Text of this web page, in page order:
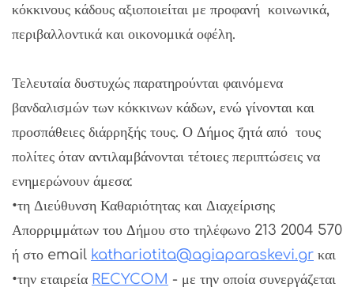
κόκκινους κάδους αξιοποιείται με προφανή κοινωνικά,
περιβαλλοντικά και οικονομικά οφέλη.
Τελευταία δυστυχώς παρατηρούνται φαινόμενα
βανδαλισμών των κόκκινων κάδων, ενώ γίνονται και
προσπάθειες διάρρηξής τους. Ο Δήμος ζητά από τους
πολίτες όταν αντιλαμβάνονται τέτοιες περιπτώσεις να
ενημερώνουν άμεσα:
•τη Διεύθυνση Καθαριότητας και Διαχείρισης
Απορριμμάτων του Δήμου στο τηλέφωνο 213 2004 570
ή στο email kathariotita@agiaparaskevi.gr και
•την εταιρεία RECYCOM - με την οποία συνεργάζεται